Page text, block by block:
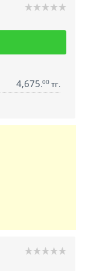
4,675.00 тг.